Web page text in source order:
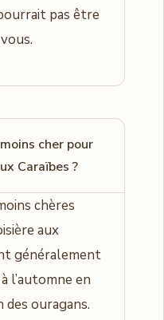
pas être
cher pour
Caraïbes ?
chères
aux
généralement
l’automne en
des ouragans.